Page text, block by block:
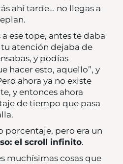
ahí tarde… no llegas a
ese tope, antes te daba
atención dejaba de
y podías
hacer esto, aquello”, y
ahora ya no existe
y entonces ahora
de tiempo que pasa
porcentaje, pero era un
el scroll infinito.
muchísimas cosas que